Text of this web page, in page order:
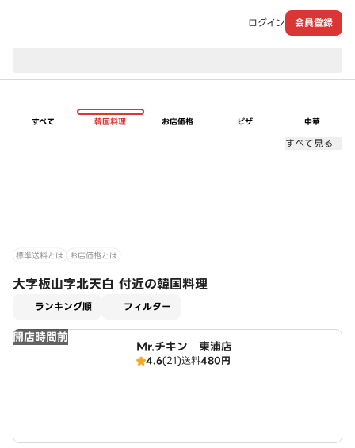
ログイン 会員登録
すべて 韓国料理 お店価格 ピザ 中華
すべて見る
標準送料とは お店価格とは
大字板山字北天白 付近の韓国料理
ランキング順 フィルター
開店時間前
Mr.チキン 東浦店
4.6(21)送料480円